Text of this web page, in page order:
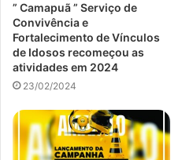
” Camapuã ” Serviço de
Convivência e
Fortalecimento de Vínculos
de Idosos recomeçou as
atividades em 2024
23/02/2024